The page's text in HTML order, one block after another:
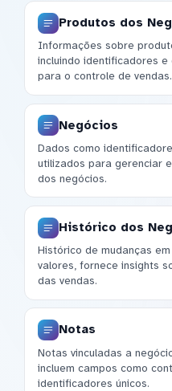
Produtos dos
Informações sobre
incluindo identificadores
para o controle de vendas.
Negócios
Dados como
utilizados para gerenciar
dos negócios.
Histórico dos
Histórico de mudanças
valores, fornece insights
das vendas.
Notas
Notas vinculadas a
incluem campos como
identificadores únicos.